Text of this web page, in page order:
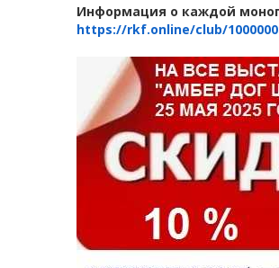
Информация о каждой
https://rkf.online/club/